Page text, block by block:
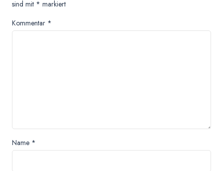
sind mit * markiert
Kommentar *
Name *